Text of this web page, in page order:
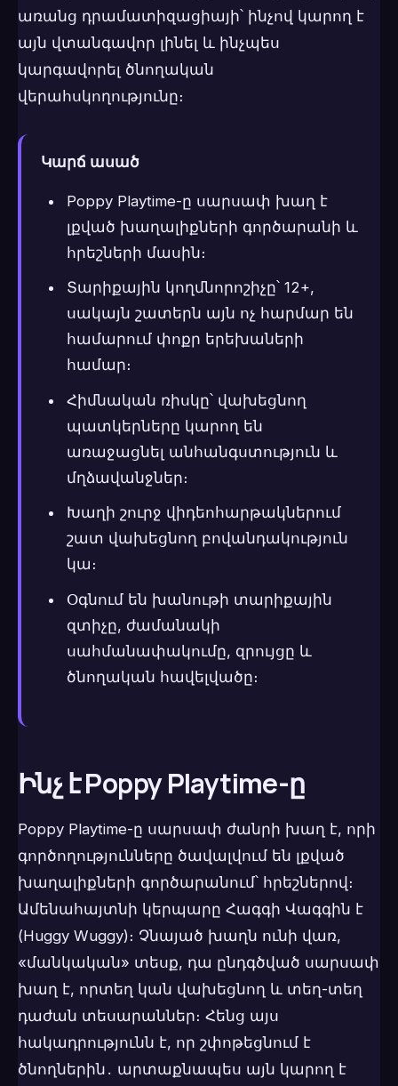
առանց դրամատիզացիայի՝ ինչով կարող է
այն վտանգավոր լինել և ինչպես
կարգավորել ծնողական
վերահսկողությունը։
Կարճ ասած
Poppy Playtime-ը սարսափ խաղ է
լքված խաղալիքների գործարանի և
հրեշների մասին։
Տարիքային կողմնորոշիչը՝ 12+,
սակայն շատերն այն ոչ հարմար են
համարում փոքր երեխաների
համար։
Հիմնական ռիսկը՝ վախեցնող
պատկերները կարող են
առաջացնել անհանգստություն և
մղձավանջներ։
Խաղի շուրջ վիդեոհարթակներում
շատ վախեցնող բովանդակություն
կա։
Օգնում են խանութի տարիքային
զտիչը, ժամանակի
սահմանափակումը, զրույցը և
ծնողական հավելվածը։
Ինչ է Poppy Playtime-ը
Poppy Playtime-ը սարսափ ժանրի խաղ է, որի
գործողությունները ծավալվում են լքված
խաղալիքների գործարանում՝ հրեշներով։
Ամենահայտնի կերպարը Հագգի Վագգին է
(Huggy Wuggy)։ Չնայած խաղն ունի վառ,
«մանկական» տեսք, դա ընդգծված սարսափ
խաղ է, որտեղ կան վախեցնող և տեղ-տեղ
դաժան տեսարաններ։ Հենց այս
հակադրությունն է, որ շփոթեցնում է
ծնողներին․ արտաքնապես այն կարող է